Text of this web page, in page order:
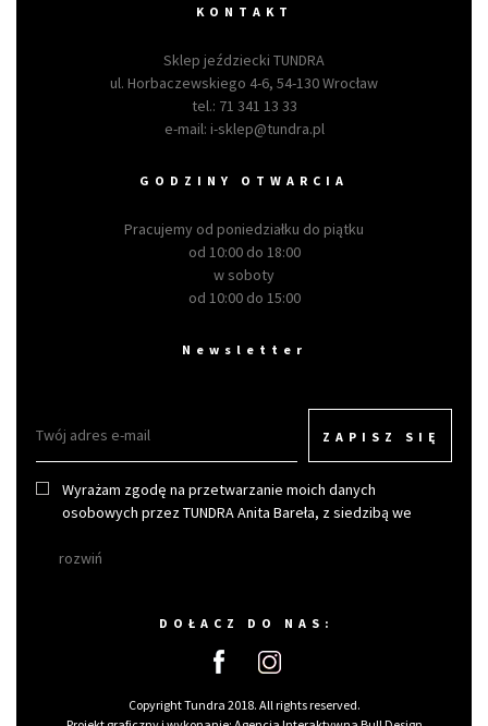
KONTAKT
Sklep jeździecki TUNDRA
ul. Horbaczewskiego 4-6, 54-130 Wrocław
tel.: 71 341 13 33
e-mail: i-sklep@tundra.pl
GODZINY OTWARCIA
Pracujemy od poniedziałku do piątku
od 10:00 do 18:00
w soboty
od 10:00 do 15:00
Newsletter
ZAPISZ SIĘ
Wyrażam zgodę na przetwarzanie moich danych
osobowych przez TUNDRA Anita Bareła, z siedzibą we
rozwiń
DOŁACZ DO NAS:
Copyright Tundra 2018. All rights reserved.